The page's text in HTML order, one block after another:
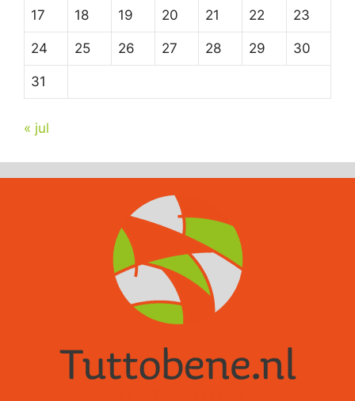
17 18 19 20 21 22 23
24 25 26 27 28 29 30
31
« jul